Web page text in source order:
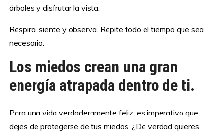
árboles y disfrutar la vista.
Respira, siente y observa. Repite todo el tiempo que sea
necesario.
Los miedos crean una gran
energía atrapada dentro de ti.
Para una vida verdaderamente feliz, es imperativo que
dejes de protegerse de tus miedos. ¿De verdad quieres